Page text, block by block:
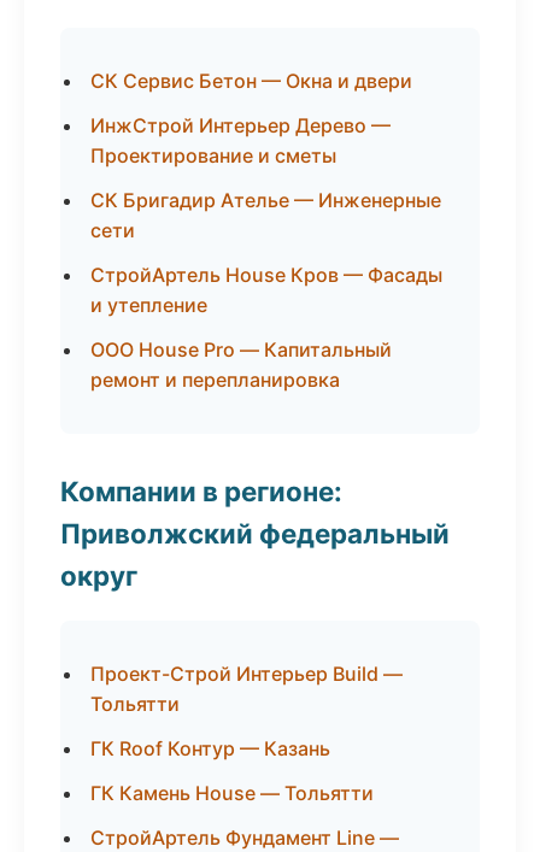
СК Сервис Бетон — Окна и двери
ИнжСтрой Интерьер Дерево —
Проектирование и сметы
СК Бригадир Ателье — Инженерные
сети
СтройАртель House Кров — Фасады
и утепление
ООО House Pro — Капитальный
ремонт и перепланировка
Компании в регионе:
Приволжский федеральный
округ
Проект-Строй Интерьер Build —
Тольятти
ГК Roof Контур — Казань
ГК Камень House — Тольятти
СтройАртель Фундамент Line —